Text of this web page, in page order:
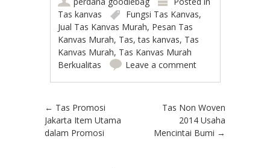
Tas kanvas
Fungsi Tas Kanvas,
Jual Tas Kanvas Murah, Pesan Tas
Kanvas Murah, Tas,tas kanvas, Tas
Kanvas Murah, Tas Kanvas Murah
Berkualitas
Leave a comment
Post navigation
← Tas Promosi
Jakarta Item Utama
dalam Promosi
Tas Non Woven
2014 Usaha
Mencintai Bumi →